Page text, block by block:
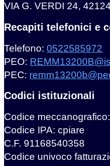
VIA G. VERDI 24,
Recapiti telefonici e
Telefono: 0522585972
PEO:
PEC:
Codici istituzionali
Codice
Codice IPA: cpiare
C.F. 91168540358
Codice univoco